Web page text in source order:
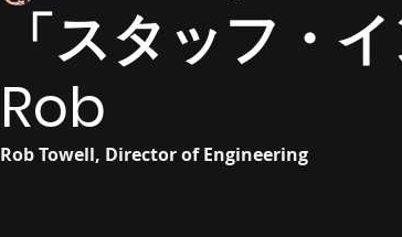
「スタッフ・
Rob
Rob Towell, Director of Engineering